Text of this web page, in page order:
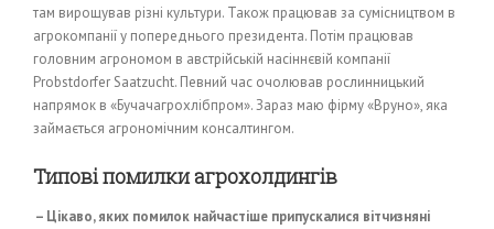
там вирощував різні культури. Також працював за сумісництвом в
агрокомпанії у попереднього президента. Потім працював
головним агрономом в австрійській насіннєвій компанії
Probstdorfer Saatzucht. Певний час очолював рослинницький
напрямок в «Бучачагрохлібпром». Зараз маю фірму «Вруно», яка
займається агрономічним консалтингом.
Типові помилки агрохолдингів
– Цікаво, яких помилок найчастіше припускалися вітчизняні